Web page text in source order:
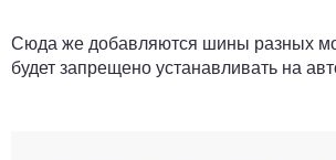
Сюда же добавляются шины разных
будет запрещено устанавливать на